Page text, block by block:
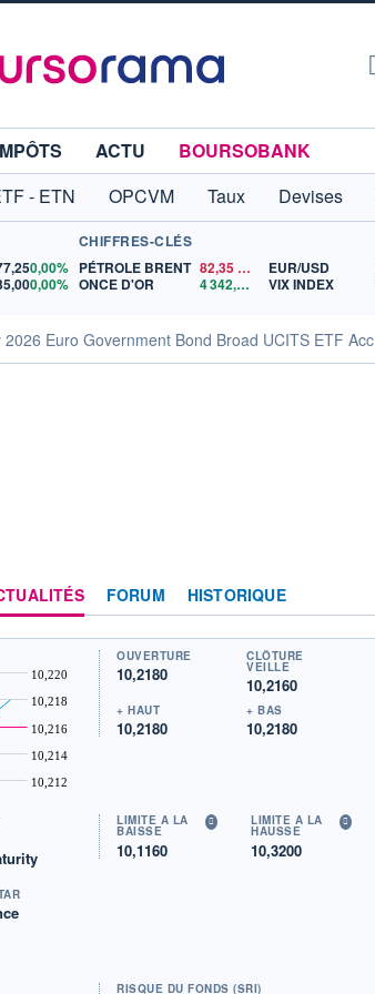
ACTU
BOURSOBANK
- ETN OPCVM Taux Devises
0,00%
0,00%
CHIFFRES-CLÉS
PÉTROLE BRENT 82,35
ONCE D'OR
4 342,26 $US
EUR/USD
VIX INDEX
Euro Government Bond Broad UCITS ETF Acc
FORUM HISTORIQUE
10,212
10,214
10,216
10,218
10,220
OUVERTURE
10,2180
CLÔTURE
VEILLE
10,2160
+ HAUT
10,2180
+ BAS
10,2180
LIMITE À LA
BAISSE
10,1160
LIMITE À LA
HAUSSE
10,3200
RISQUE DU FONDS (SRI)